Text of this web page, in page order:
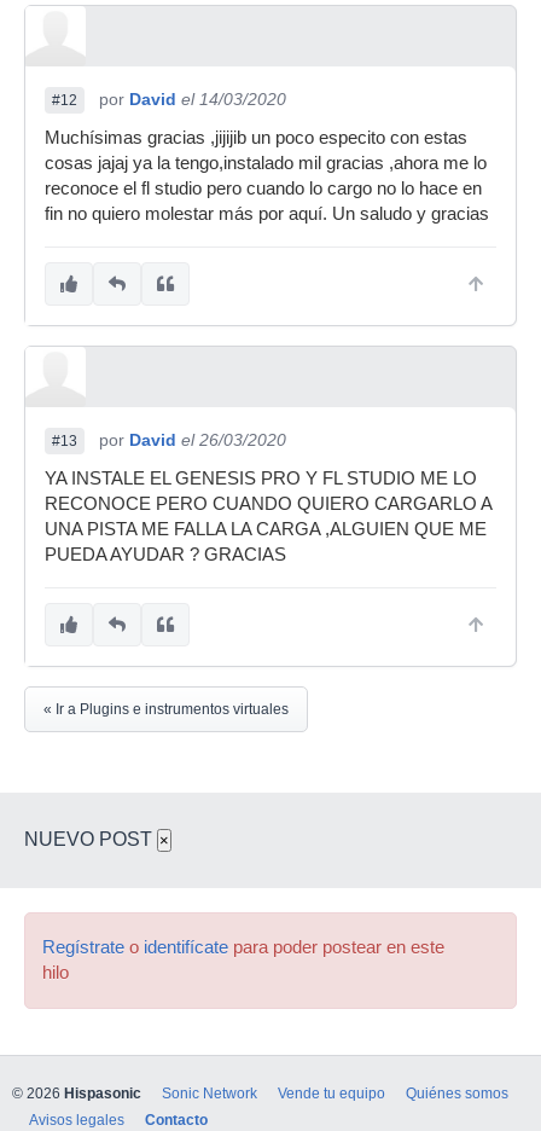
#12 por David el 14/03/2020
Muchísimas gracias ,jijijib un poco especito con estas
cosas jajaj ya la tengo,instalado mil gracias ,ahora me lo
reconoce el fl studio pero cuando lo cargo no lo hace en
fin no quiero molestar más por aquí. Un saludo y gracias
#13 por David el 26/03/2020
YA INSTALE EL GENESIS PRO Y FL STUDIO ME LO
RECONOCE PERO CUANDO QUIERO CARGARLO A
UNA PISTA ME FALLA LA CARGA ,ALGUIEN QUE ME
PUEDA AYUDAR ? GRACIAS
« Ir a Plugins e instrumentos virtuales
NUEVO POST ×
Regístrate o identifícate para poder postear en este
hilo
© 2026 Hispasonic Sonic Network Vende tu equipo
Quiénes somos
Avisos legales
Contacto